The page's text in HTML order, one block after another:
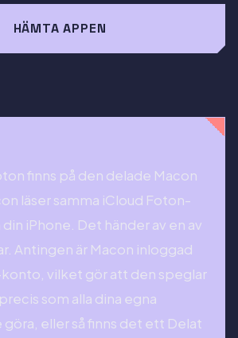
HÄMTA APPEN
finns på den delade Macon
läser samma iCloud Foton-
iPhone. Det händer av en av
Antingen är Macon inloggad
vilket gör att den speglar
som alla dina egna
eller så finns det ett Delat